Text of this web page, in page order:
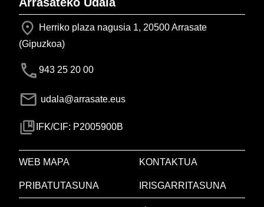
Herriko plaza nagusia 1, 20500 Arrasate
(Gipuzkoa)
943 25 20 00
udala@arrasate.eus
IFK/CIF: P2005900B
WEB MAPA KONTAKTUA
PRIBATUTASUNA IRISGARRITASUNA